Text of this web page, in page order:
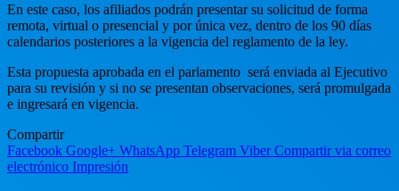
En este caso, los afiliados podrán presentar su solicitud de forma
remota, virtual o presencial y por única vez, dentro de los 90 días
calendarios posteriores a la vigencia del reglamento de la ley.
Esta propuesta aprobada en el parlamento será enviada al Ejecutivo
para su revisión y si no se presentan observaciones, será promulgada
e ingresará en vigencia.
Compartir
Facebook Google+ WhatsApp Telegram Viber Compartir via correo
electrónico Impresión